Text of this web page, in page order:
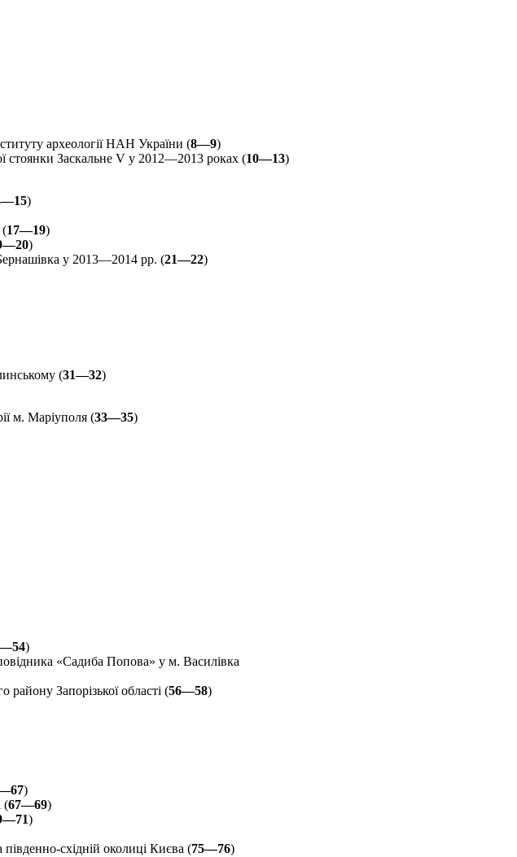
археології НАН України (8—9)
стоянки Заскальне V у 2012—2013 роках (10—13)
)
(17—19)
)
у 2013—2014 рр. (21—22)
(31—32)
м. Маріуполя (33—35)
)
«Садиба Попова» у м. Василівка
Запорізької області (56—58)
)
(67—69)
)
східній околиці Києва (75—76)